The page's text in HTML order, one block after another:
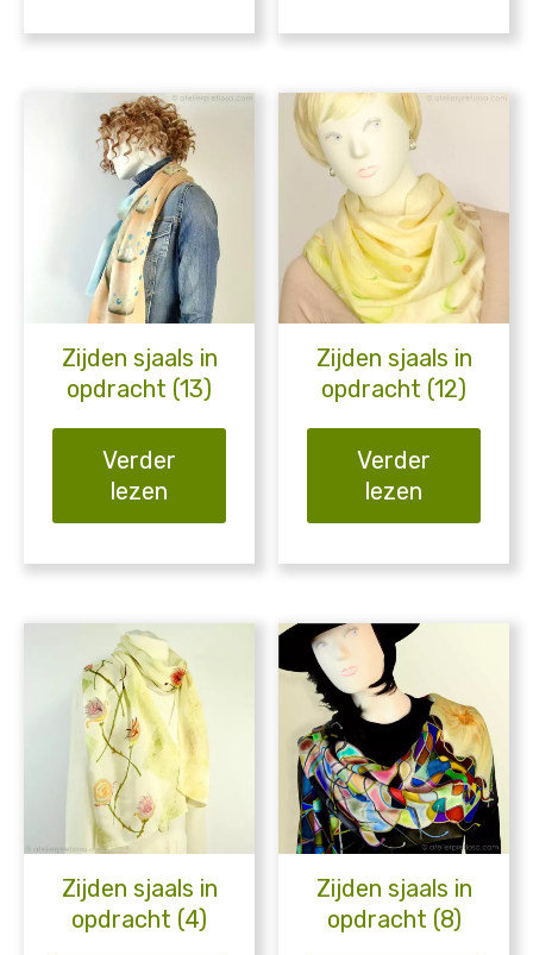
Zijden sjaals in
opdracht (13)
Verder
lezen
Zijden sjaals in
opdracht (12)
Verder
lezen
Zijden sjaals in
opdracht (4)
Zijden sjaals in
opdracht (8)